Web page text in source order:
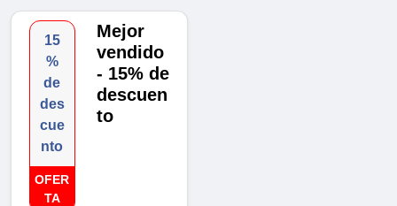
15
%
de
des
cue
nto
OFER
TA
Mejor
vendido
- 15% de
descuen
to